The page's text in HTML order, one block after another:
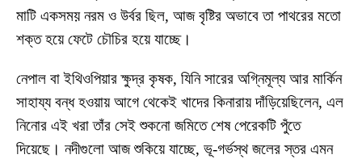
মাটি একসময় নরম ও উর্বর ছিল, আজ বৃষ্টির অভাবে তা পাথরের মতো
শক্ত হয়ে ফেটে চৌচির হয়ে যাচ্ছে।
নেপাল বা ইথিওপিয়ার ক্ষুদ্র কৃষক, যিনি সারের অগ্নিমূল্য আর মার্কিন
সাহায্য বন্ধ হওয়ায় আগে থেকেই খাদের কিনারায় দাঁড়িয়েছিলেন, এল
নিনোর এই খরা তাঁর সেই শুকনো জমিতে শেষ পেরেকটি পুঁতে
দিয়েছে। নদীগুলো আজ শুকিয়ে যাচ্ছে, ভূ-গর্ভস্থ জলের স্তর এমন